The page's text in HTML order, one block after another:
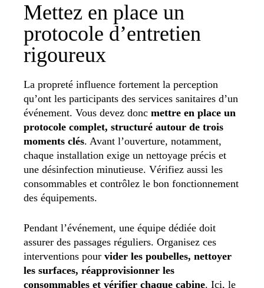
Mettez en place un
protocole d’entretien
rigoureux
La propreté influence fortement la perception
qu’ont les participants des services sanitaires d’un
événement. Vous devez donc mettre en place un
protocole complet, structuré autour de trois
moments clés. Avant l’ouverture, notamment,
chaque installation exige un nettoyage précis et
une désinfection minutieuse. Vérifiez aussi les
consommables et contrôlez le bon fonctionnement
des équipements.
Pendant l’événement, une équipe dédiée doit
assurer des passages réguliers. Organisez ces
interventions pour vider les poubelles, nettoyer
les surfaces, réapprovisionner les
consommables et vérifier chaque cabine. Ici, le